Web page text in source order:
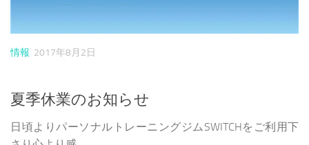
情報 2017年8月2日
夏季休業のお知らせ
日頃よりパーソナルトレーニングジムSWITCHをご利用下